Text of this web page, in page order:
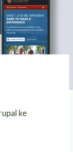
ke